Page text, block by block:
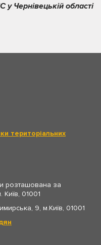
Чернівецькій області
територіальних
розташована за
01001
9, м.Київ, 01001